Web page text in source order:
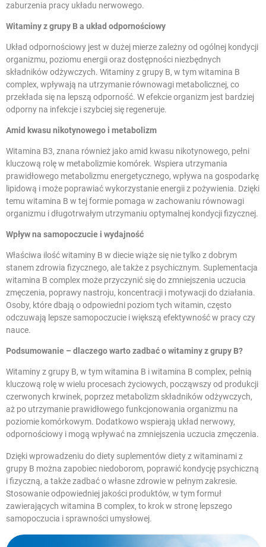
zaburzenia pracy układu nerwowego.
Witaminy z grupy B a układ odpornościowy
Układ odpornościowy jest w dużej mierze zależny od ogólnej kondycji
organizmu, poziomu energii oraz dostępności niezbędnych
składników odżywczych. Witaminy z grupy B, w tym witamina B
complex, wpływają na utrzymanie równowagi metabolicznej, co
przekłada się na lepszą odporność. W efekcie organizm jest bardziej
odporny na infekcje i szybciej się regeneruje.
Amid kwasu nikotynowego i metabolizm
Witamina B3, znana również jako amid kwasu nikotynowego, pełni
kluczową rolę w metabolizmie komórek. Wspiera utrzymania
prawidłowego metabolizmu energetycznego, wpływa na gospodarkę
lipidową i może poprawiać wykorzystanie energii z pożywienia. Dzięki
temu witamina B w tej formie pomaga w zachowaniu równowagi
organizmu i długotrwałym utrzymaniu optymalnej kondycji fizycznej.
Wpływ na samopoczucie i wydajność
Właściwa ilość witaminy B w diecie wiąże się nie tylko z dobrym
stanem zdrowia fizycznego, ale także z psychicznym. Suplementacja
witamina B complex może przyczynić się do zmniejszenia uczucia
zmęczenia, poprawy nastroju, koncentracji i motywacji do działania.
Osoby, które dbają o odpowiedni poziom tych witamin, często
odczuwają lepsze samopoczucie i większą efektywność w pracy czy
nauce.
Podsumowanie – dlaczego warto zadbać o witaminy z grupy B?
Witaminy z grupy B, w tym witamina B i witamina B complex, pełnią
kluczową rolę w wielu procesach życiowych, począwszy od produkcji
czerwonych krwinek, poprzez metabolizm składników odżywczych,
aż po utrzymanie prawidłowego funkcjonowania organizmu na
poziomie komórkowym. Dodatkowo wspierają układ nerwowy,
odpornościowy i mogą wpływać na zmniejszenia uczucia zmęczenia.
Dzięki wprowadzeniu do diety suplementów diety z witaminami z
grupy B można zapobiec niedoborom, poprawić kondycję psychiczną
i fizyczną, a także zadbać o własne zdrowie w pełnym zakresie.
Stosowanie odpowiedniej jakości produktów, w tym formuł
zawierających witamina B complex, to krok w stronę lepszego
samopoczucia i sprawności umysłowej.